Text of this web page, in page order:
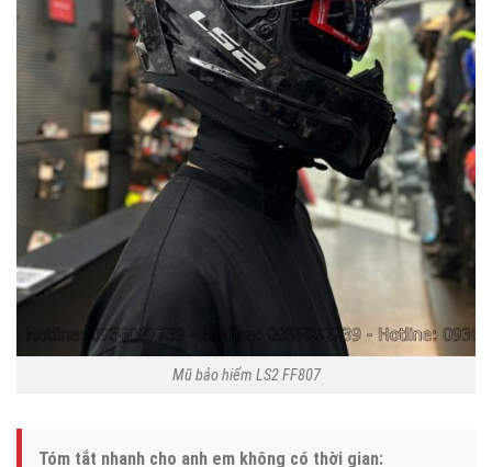
Mũ bảo hiểm LS2 FF807
Tóm tắt nhanh cho anh em không có thời gian: